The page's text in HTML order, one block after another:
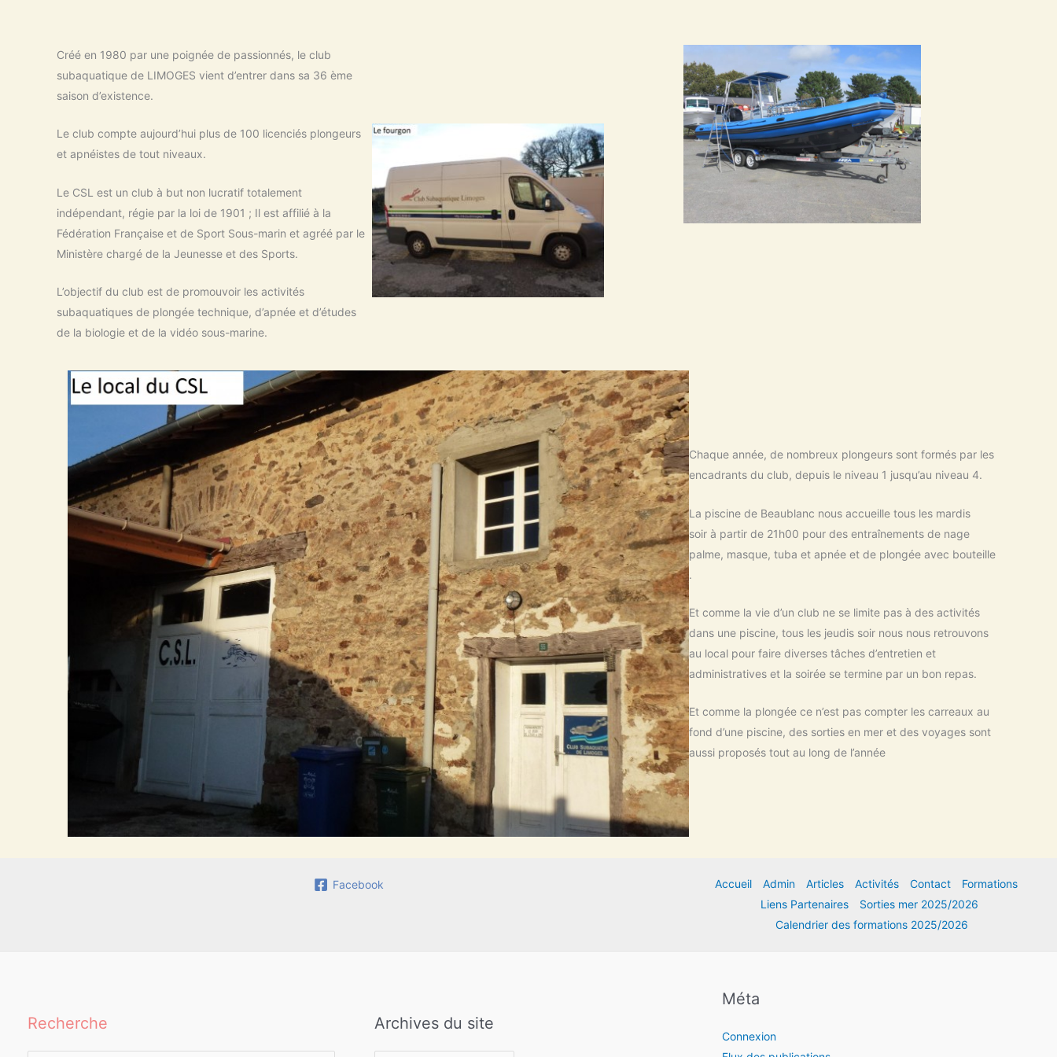
Créé en 1980 par une poignée de passionnés, le club
subaquatique de LIMOGES vient d’entrer dans sa 36 ème
saison d’existence.
Le club compte aujourd’hui plus de 100 licenciés plongeurs
et apnéistes de tout niveaux.
Le CSL est un club à but non lucratif totalement
indépendant, régie par la loi de 1901 ; Il est affilié à la
Fédération Française et de Sport Sous-marin et agréé par le
Ministère chargé de la Jeunesse et des Sports.
L’objectif du club est de promouvoir les activités
subaquatiques de plongée technique, d’apnée et d’études
de la biologie et de la vidéo sous-marine.
Chaque année, de nombreux plongeurs sont formés par les
encadrants du club, depuis le niveau 1 jusqu’au niveau 4.
La piscine de Beaublanc nous accueille tous les mardis
soir à partir de 21h00 pour des entraînements de nage
palme, masque, tuba et apnée et de plongée avec bouteille
.
Et comme la vie d’un club ne se limite pas à des activités
dans une piscine, tous les jeudis soir nous nous retrouvons
au local pour faire diverses tâches d’entretien et
administratives et la soirée se termine par un bon repas.
Et comme la plongée ce n’est pas compter les carreaux au
fond d’une piscine, des sorties en mer et des voyages sont
aussi proposés tout au long de l’année
Facebook Accueil Admin Articles Activités Contact
Formations
Liens Partenaires
Sorties mer 2025/2026
Calendrier des formations 2025/2026
Recherche Archives du site
Méta
Connexion